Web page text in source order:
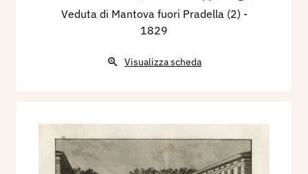
Veduta di Mantova fuori Pradella (2) -
1829
Visualizza scheda